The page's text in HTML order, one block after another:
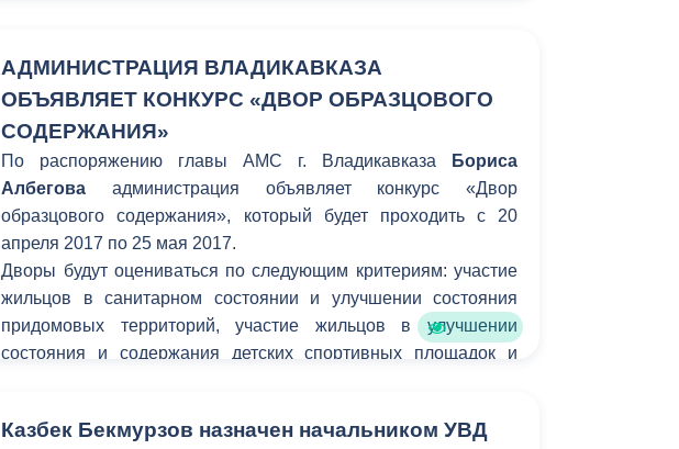
АДМИНИСТРАЦИЯ ВЛАДИКАВКАЗА
ОБЪЯВЛЯЕТ КОНКУРС «ДВОР ОБРАЗЦОВОГО
СОДЕРЖАНИЯ»
По распоряжению главы АМС г. Владикавказа
Бориса
Албегова администрация объявляет конкурс «Двор
образцового содержания», который будет проходить с 20
апреля 2017 по 25 мая 2017.
Дворы будут оцениваться по следующим критериям: участие
жильцов в санитарном состоянии и улучшении состояния
придомовых территорий, участие жильцов в улучшении
состояния и содержания детских спортивных площадок и
сохранностью, подготовка цветников, высадка цветов,
Казбек Бекмурзов назначен начальником УВД